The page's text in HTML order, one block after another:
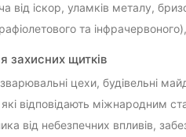
від іскор, уламків металу,
та
захисних щитків
цехи, будівельні
які відповідають міжнародним
від небезпечних впливів,